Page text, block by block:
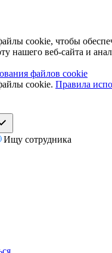
cookie, чтобы
нашего веб-сайта и
файлов cookie
cookie. Правила
Ищу сотрудника